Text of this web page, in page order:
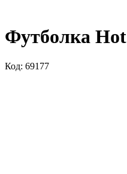
Футболка
Код: 69177